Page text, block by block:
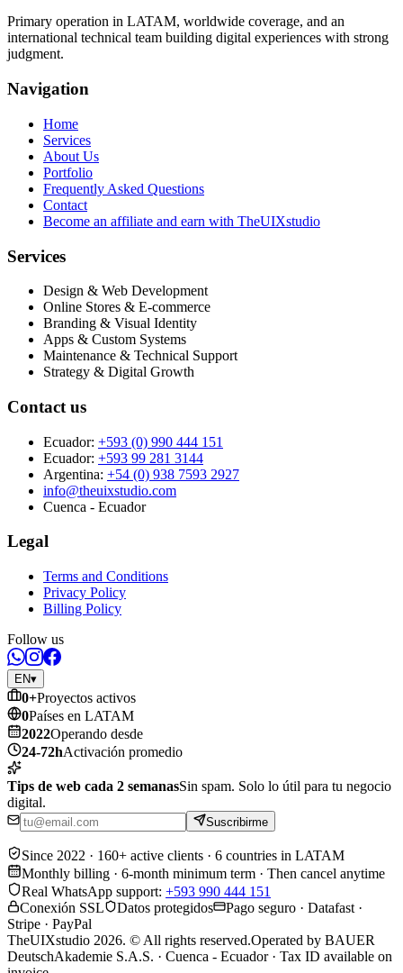
Primary operation in LATAM, worldwide coverage, and an
international technical team building digital experiences with strong
judgment.
Navigation
Home
Services
About Us
Portfolio
Frequently Asked Questions
Contact
Become an affiliate and earn with TheUIXstudio
Services
Design & Web Development
Online Stores & E-commerce
Branding & Visual Identity
Apps & Custom Systems
Maintenance & Technical Support
Strategy & Digital Growth
Contact us
Ecuador: +593 (0) 990 444 151
Ecuador: +593 99 281 3144
Argentina: +54 (0) 938 7593 2927
info@theuixstudio.com
Cuenca - Ecuador
Legal
Terms and Conditions
Privacy Policy
Billing Policy
Follow us
EN▾
0+Proyectos activos
0Países en LATAM
2022Operando desde
24-72hActivación promedio
Tips de web cada 2 semanasSin spam. Solo lo útil para tu negocio
digital.
Suscribirme
Since 2022 · 160+ active clients · 6 countries in LATAM
Monthly billing · 6-month minimum term · Then cancel anytime
Real WhatsApp support: +593 990 444 151
Conexión SSL
Datos protegidos
Pago seguro · Datafast ·
Stripe · PayPal
TheUIXstudio 2026. © All rights reserved.Operated by BAUER
DeutschAkademie S.A.S. · Cuenca - Ecuador · Tax ID available on